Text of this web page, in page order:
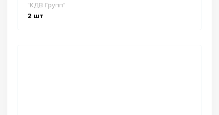
"КДВ Групп"
2 шт